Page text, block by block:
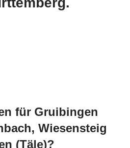
für Gruibingen
Wiesensteig
(Täle)?